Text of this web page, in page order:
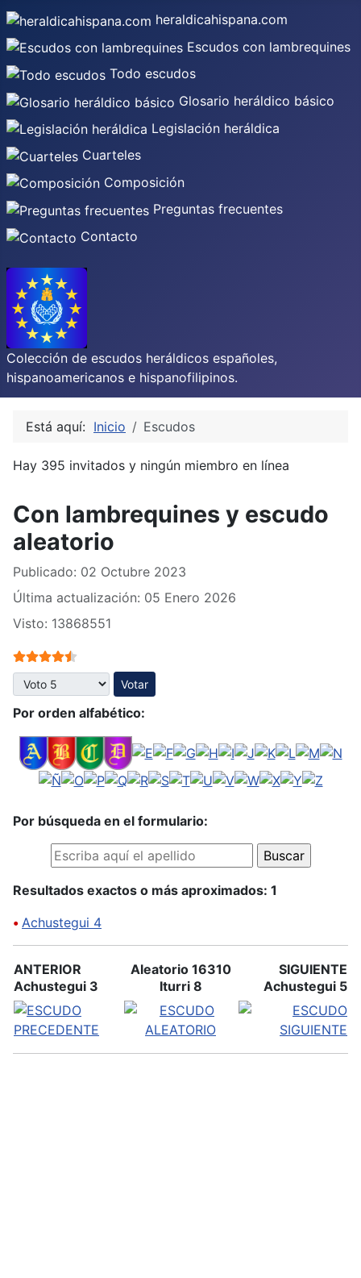
heraldicahispana.com
Escudos con lambrequines
Todo escudos
Glosario heráldico básico
Legislación heráldica
Cuarteles
Composición
Preguntas frecuentes
Contacto
Colección de escudos heráldicos españoles,
hispanoamericanos e hispanofilipinos.
Está aquí: Inicio Escudos
Hay 395 invitados y ningún miembro en línea
Con lambrequines y escudo
aleatorio
Publicado: 02 Octubre 2023
Última actualización: 05 Enero 2026
Visto: 13868551
Ratio:4.5/
Por favor, vote
Por orden alfabético:
Por búsqueda en el formulario:
Resultados exactos o más aproximados: 1
• Achustegui 4
ANTERIOR
Achustegui 3
Aleatorio 16310
Iturri 8
SIGUIENTE
Achustegui 5